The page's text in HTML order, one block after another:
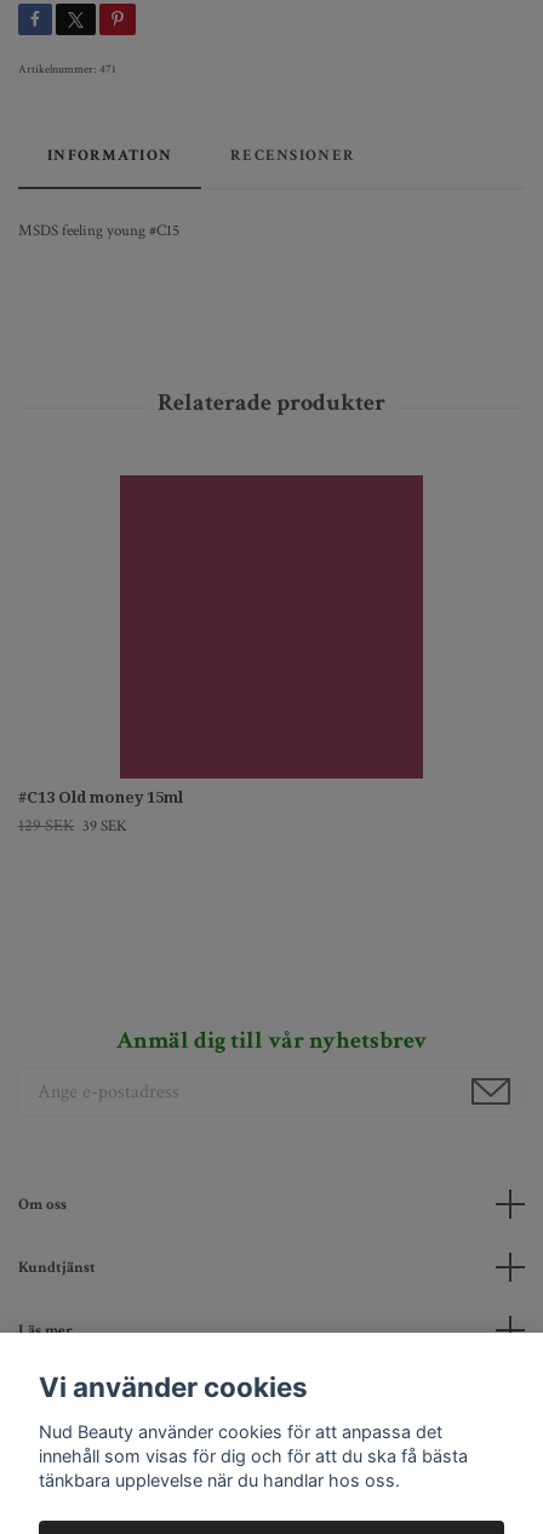
Artikelnummer: 471
INFORMATION RECENSIONER
MSDS feeling young #C15
#C13 Old money 15ml
129 SEK 39 SEK
Anmäl dig till vår nyhetsbrev
Om oss
Kundtjänst
Läs mer
Sociala medier
Vi använder cookies
Nud Beauty använder cookies för att anpassa det
innehåll som visas för dig och för att du ska få bästa
tänkbara upplevelse när du handlar hos oss.